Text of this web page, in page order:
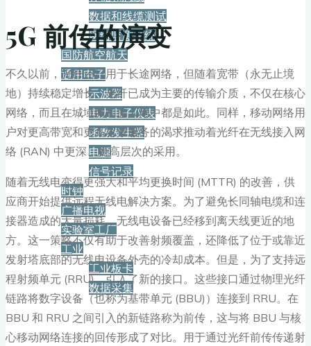
数据和线缆测试
网络监测系统
国防航空航天
通用电子
示波器
电力电子仪表
函数发生器
电源
信号记录
时钟
广播电视
实验室工厂
工业
工业板卡
数据采集
服务+保障
5G 前传的演变
不久以前，光纤还只用于长途网络，但随着宽带（永无止境
地）持续稳定增长，光纤已成为主要的传输介质，不仅在核心
网络，而且在城域网和接入网中都是如此。同样，移动网络用
户对更高带宽和更高容量服务的渴求推动着光纤在无线接入网
络 (RAN) 中更深、更高层次的采用。
随着无线电变得更强大和平均更换时间 (MTTR) 的改善，供
应商开始提供远程无线电解决方案。为了避免长同轴电缆和连
接器造成的大量损耗，无线电设备已经移到离天线更近的地
方。这一策略不仅有助于改善射频覆盖，还降低了位于或靠近
发射塔底部的无线电设备外壳的冷却成本。但是，为了支持远
程射频单元 (RRU)，引入了新的接口。这些接口通过物理光纤
链路将数字设备（也称为基带单元 (BBU)）连接到 RRU。在
BBU 和 RRU 之间引入的新链路称为前传，这与将 BBU 与核
心移动网络连接的回传形成了对比。用于通过光纤前传传递射